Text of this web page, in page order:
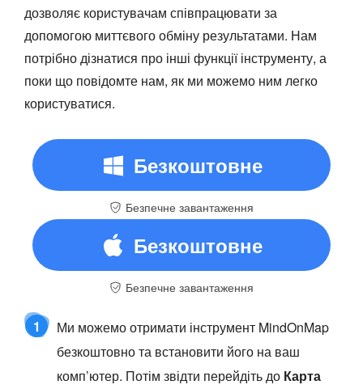
дозволяє користувачам співпрацювати за
допомогою миттєвого обміну результатами. Нам
потрібно дізнатися про інші функції інструменту, а
поки що повідомте нам, як ми можемо ним легко
користуватися.
Безкоштовне
завантаження
Безпечне завантаження
Безкоштовне
завантаження
Безпечне завантаження
1
Ми можемо отримати інструмент MindOnMap
безкоштовно та встановити його на ваш
комп’ютер. Потім звідти перейдіть до Карта